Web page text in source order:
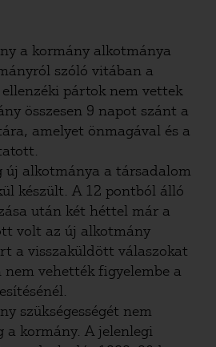
a kormány alkotmánya
szóló vitában a
pártok nem vettek
összesen 9 napot szánt a
amelyet önmagával és a
új alkotmánya a társadalom
készült. A 12 pontból álló
után két héttel már a
volt az új alkotmány
a visszaküldött válaszokat
vehették figyelembe a
szükségességét nem
a kormány. A jelenlegi